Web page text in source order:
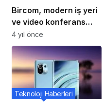
Bircom, modern iş yeri
ve video konferans
çözümlerini tanıttı
4 yıl önce
Teknoloji Haberleri